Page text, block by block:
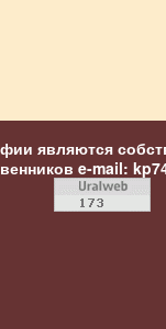
являются
e-mail: